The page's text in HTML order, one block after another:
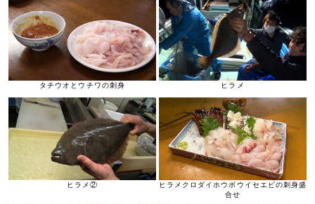
タチウオとウチワの刺身 ヒラメ
ヒラメ②
ヒラメクロダイホウボウイセエビの刺身盛
合せ